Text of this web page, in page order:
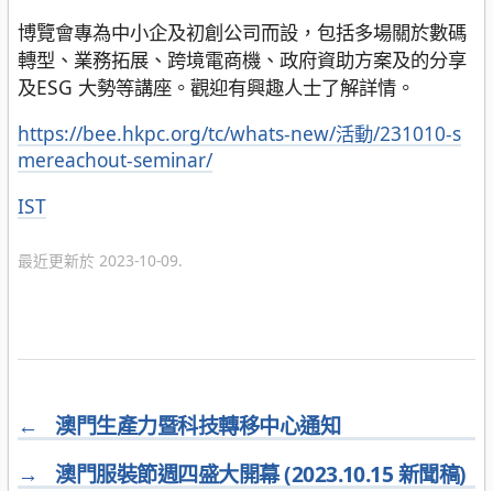
博覽會專為中小企及初創公司而設，包括多場關於數碼
轉型、業務拓展、跨境電商機、政府資助方案及的分享
及ESG 大勢等講座。觀迎有興趣人士了解詳情。
https://bee.hkpc.org/tc/whats-new/活動/231010-s
mereachout-seminar/
分
IST
最近更新於 2023-10-09.
←
澳門生產力暨科技轉移中心通知
→
澳門服裝節週四盛大開幕 (2023.10.15 新聞稿)